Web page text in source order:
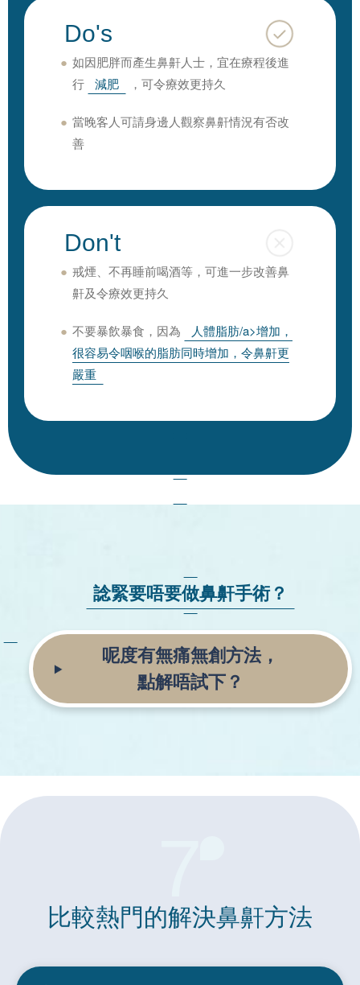
Do's
如因肥胖而產生鼻鼾人士，宜在療程後進
行
減肥 ，可令療效更持久
當晚客人可請身邊人觀察鼻鼾情況有否改
善
Don't
戒煙、不再睡前喝酒等，可進一步改善鼻
鼾及令療效更持久
不要暴飲暴食，因為
人體脂肪/a>增加，
很容易令咽喉的脂肪同時增加，令鼻鼾更
嚴重
諗緊要唔要做鼻鼾手術？
呢度有無痛無創方法，
點解唔試下？
比較熱門的解決鼻鼾方法